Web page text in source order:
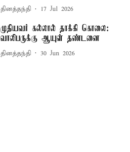
தினத்தந்தி 17 Jul 2026
முதியவர் கல்லால் தாக்கி கொலை:
வாலிபருக்கு ஆயுள் தண்டனை
தினத்தந்தி 30 Jun 2026